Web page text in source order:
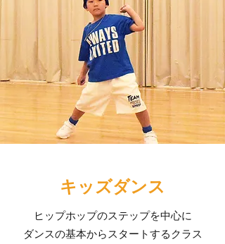
キッズダンス
ヒップホップのステップを中心に
ダンスの基本からスタートするクラス